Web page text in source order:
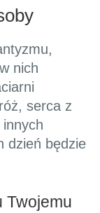
nich
serca z
dzień będzie
Twojemu